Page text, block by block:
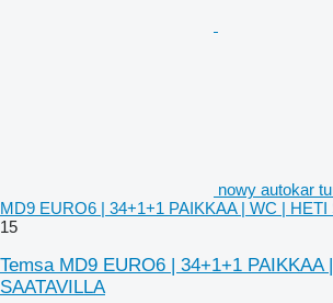
nowy autokar
MD9 EURO6 | 34+1+1 PAIKKAA | WC | HETI
15
Temsa MD9 EURO6 | 34+1+1 PAIKKAA
SAATAVILLA